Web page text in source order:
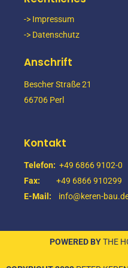
-> Impressum
-> Datenschutz
Anschrift
Bescher Straße 21
66706 Perl
Kontakt
Telefon: +49 6866 9102-0
Fax: +49 6866 910299
E-Mail:
info@keren-
POWERED BYTHE